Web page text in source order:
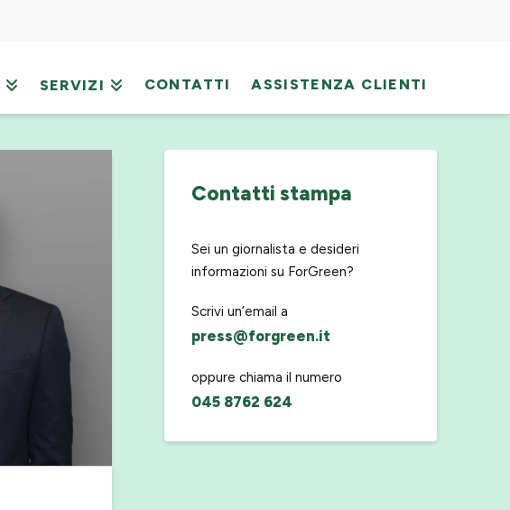
SERVIZI CONTATTI ASSISTENZA CLIENTI
Contatti stampa
Sei un giornalista e desideri
informazioni su ForGreen?
Scrivi un’email a
press@forgreen.it
oppure chiama il numero
045 8762 624